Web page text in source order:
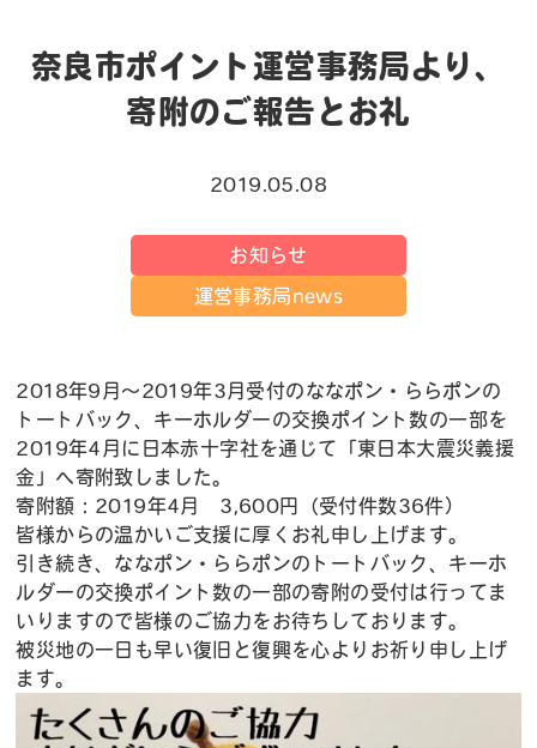
奈良市ポイント運営事務局より、
寄附のご報告とお礼
2019.05.08
お知らせ
運営事務局news
2018年9月～2019年3月受付のななポン・ららポンの
トートバック、キーホルダーの交換ポイント数の一部を
2019年4月に日本赤十字社を通じて「東日本大震災義援
金」へ寄附致しました。
寄附額：2019年4月 3,600円（受付件数36件）
皆様からの温かいご支援に厚くお礼申し上げます。
引き続き、ななポン・ららポンのトートバック、キーホ
ルダーの交換ポイント数の一部の寄附の受付は行ってま
いりますので皆様のご協力をお待ちしております。
被災地の一日も早い復旧と復興を心よりお祈り申し上げ
ます。